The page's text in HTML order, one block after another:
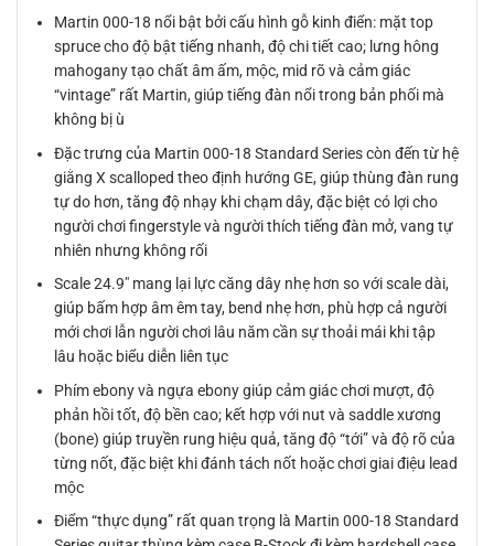
Martin 000-18 nổi bật bởi cấu hình gỗ kinh điển: mặt top
spruce cho độ bật tiếng nhanh, độ chi tiết cao; lưng hông
mahogany tạo chất âm ấm, mộc, mid rõ và cảm giác
“vintage” rất Martin, giúp tiếng đàn nổi trong bản phối mà
không bị ù
Đặc trưng của Martin 000-18 Standard Series còn đến từ hệ
giằng X scalloped theo định hướng GE, giúp thùng đàn rung
tự do hơn, tăng độ nhạy khi chạm dây, đặc biệt có lợi cho
người chơi fingerstyle và người thích tiếng đàn mở, vang tự
nhiên nhưng không rối
Scale 24.9″ mang lại lực căng dây nhẹ hơn so với scale dài,
giúp bấm hợp âm êm tay, bend nhẹ hơn, phù hợp cả người
mới chơi lẫn người chơi lâu năm cần sự thoải mái khi tập
lâu hoặc biểu diễn liên tục
Phím ebony và ngựa ebony giúp cảm giác chơi mượt, độ
phản hồi tốt, độ bền cao; kết hợp với nut và saddle xương
(bone) giúp truyền rung hiệu quả, tăng độ “tới” và độ rõ của
từng nốt, đặc biệt khi đánh tách nốt hoặc chơi giai điệu lead
mộc
Điểm “thực dụng” rất quan trọng là Martin 000-18 Standard